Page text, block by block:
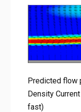
Predicted flow
Density
fast)